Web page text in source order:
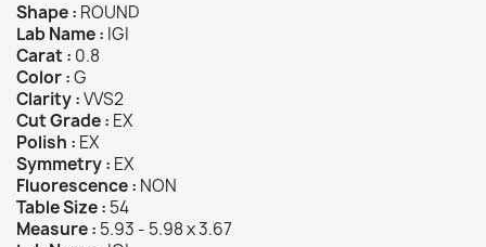
Shape : ROUND
Lab Name : IGI
Carat : 0.8
Color :G
Clarity :VVS2
Cut Grade : EX
Polish : EX
Symmetry : EX
Fluorescence : NON
Table Size : 54
Measure : 5.93 - 5.98 x 3.67